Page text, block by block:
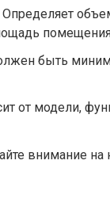
Определяет
быть
от модели,
внимание на